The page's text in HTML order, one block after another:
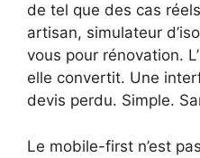
de tel que des cas
artisan, simulateur
vous pour rénovation.
elle convertit. Une
devis perdu. Simple.
Le mobile-first n’est